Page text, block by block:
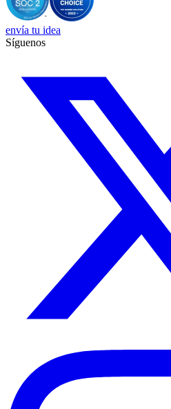
envía tu idea
Síguenos